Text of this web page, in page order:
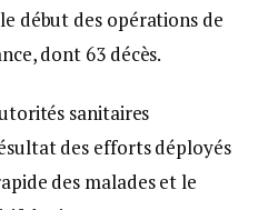
début des opérations de
dont 63 décès.
sanitaires
des efforts déployés
des malades et le